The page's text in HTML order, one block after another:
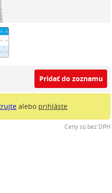
Pridať do zoznamu
alebo prihláste
Ceny sú bez DPH